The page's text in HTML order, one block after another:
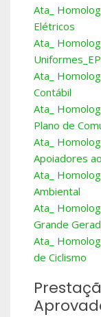
Ata_
Elétricos
Ata_
Ata_
Contábil
Ata_
Plano de
Ata_
Apoiadores
Ata_
Ambiental
Ata_
Grande
Ata_
de Ciclismo